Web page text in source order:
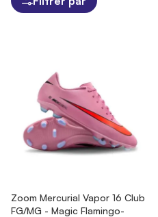
Zoom Mercurial Vapor 16 Club
FG/MG - Magic Flamingo-